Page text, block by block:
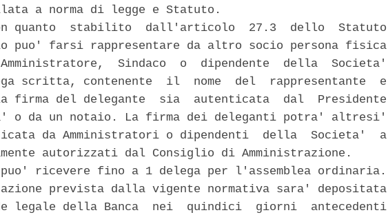
a norma di legge e Statuto.
quanto  stabilito  dall'articolo  27.3  dello  Statuto
farsi rappresentare da altro socio persona fisica
Sindaco  o  dipendente  della  Societa'
scritta, contenente  il  nome  del  rappresentante  e
firma del delegante  sia  autenticata  dal  Presidente
o da un notaio. La firma dei deleganti potra' altresi'
da Amministratori o dipendenti  della  Societa'  a
autorizzati dal Consiglio di Amministrazione.
ricevere fino a 1 delega per l'assemblea ordinaria.
prevista dalla vigente normativa sara' depositata
legale della Banca  nei  quindici  giorni  antecedenti